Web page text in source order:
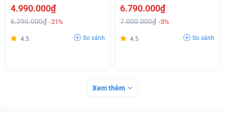
4.990.000₫
6.290.000₫ -21%
4.5 So sánh
6.790.000₫
7.000.000₫ -3%
4.5 So sánh
Xem thêm